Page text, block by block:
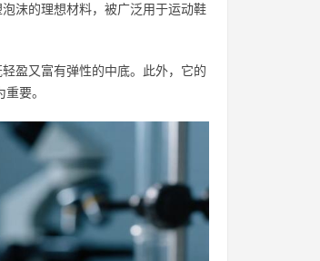
沫的理想材料，被广泛用于运动鞋
盈又富有弹性的中底。此外，它的
要。